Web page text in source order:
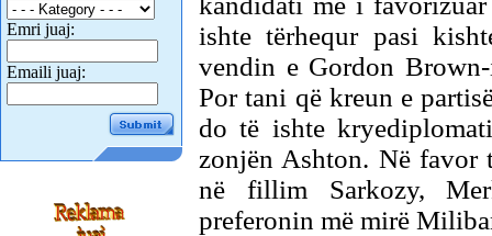
Emri juaj:
Emaili juaj:
ishte tërhequr pasi
vendin e Gordon
Por tani që kreun e
do të ishte
zonjën Ashton. Në
në fillim Sarkozy,
preferonin më mirë